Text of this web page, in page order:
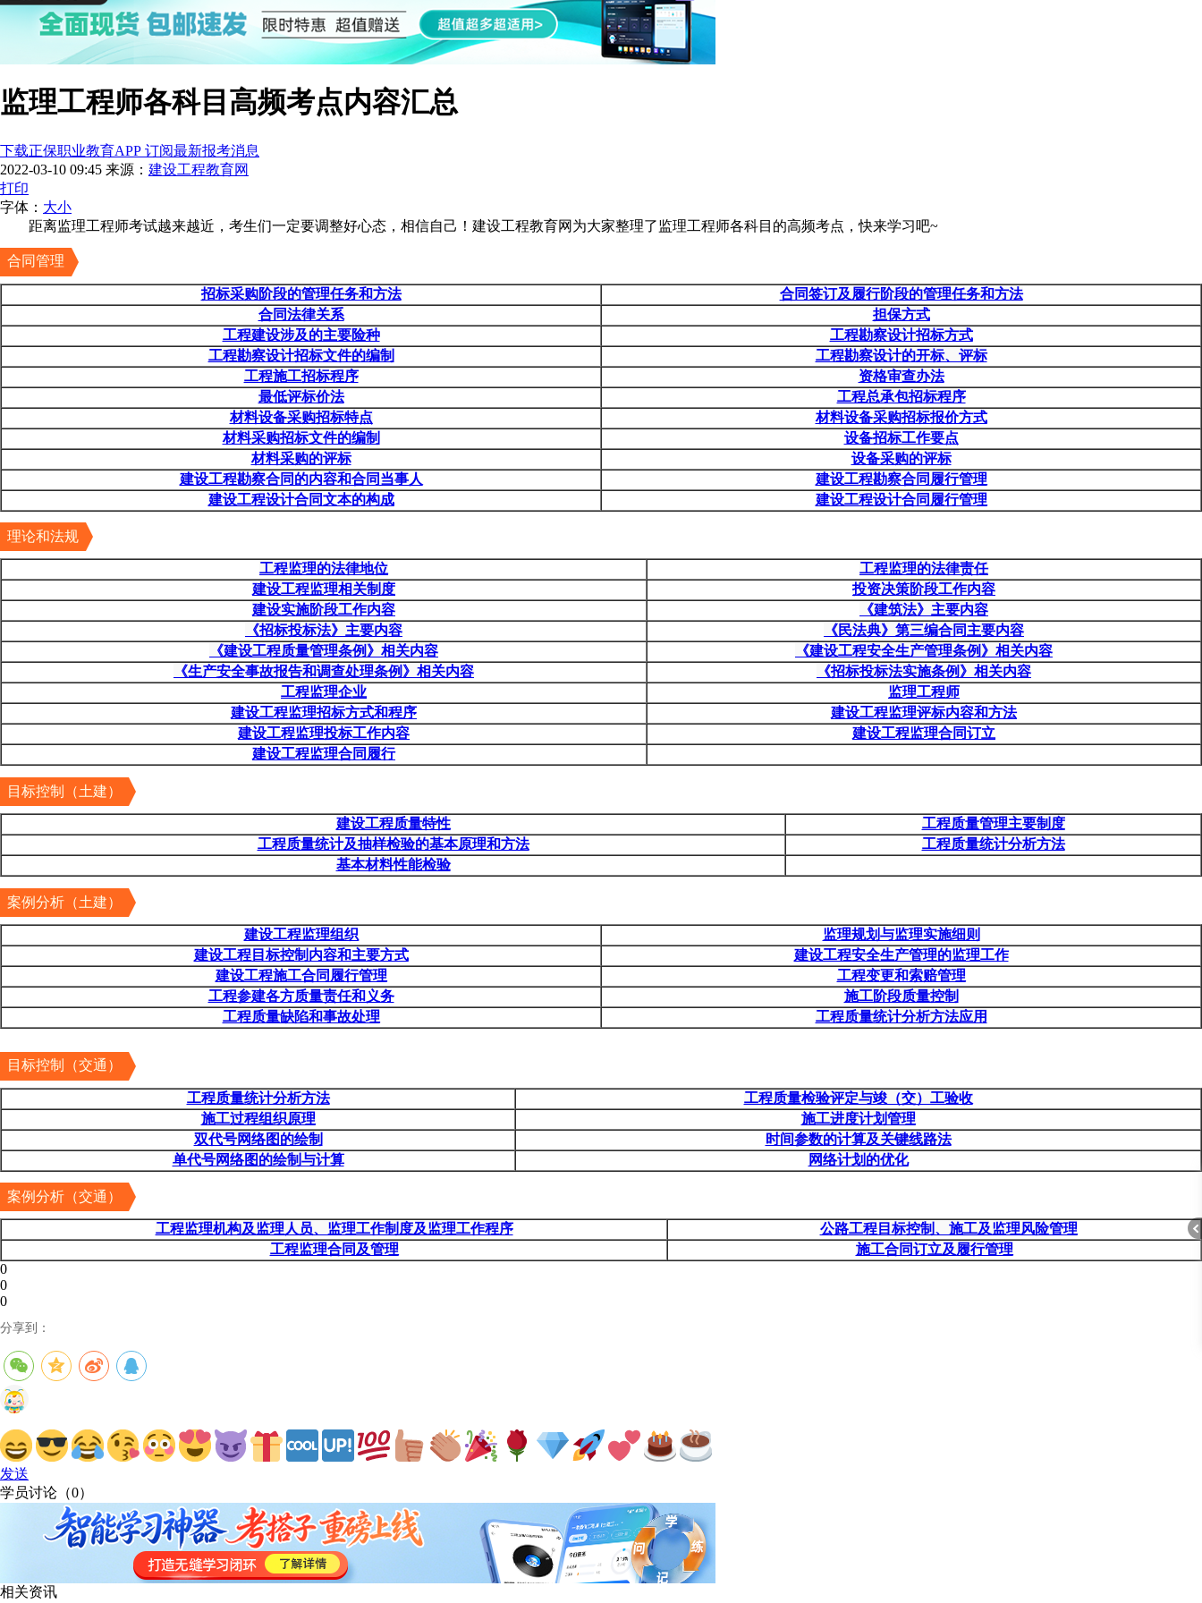
监理工程师各科目高频考点内容汇总
下载正保职业教育APP 订阅最新报考消息
2022-03-10 09:45 来源： 建设工程教育网
打印
字体： 大小
距离监理工程师考试越来越近，考生们一定要调整好心态，相信自己！建设工程教育网为大家整理了监理工程师各科目的高频考点，快来学习吧~
合同管理
招标采购阶段的管理任务和方法
合同签订及履行阶段的管理任务和方法
合同法律关系
担保方式
工程建设涉及的主要险种
工程勘察设计招标方式
工程勘察设计招标文件的编制
工程勘察设计的开标、评标
工程施工招标程序
资格审查办法
最低评标价法
工程总承包招标程序
材料设备采购招标特点
材料设备采购招标报价方式
材料采购招标文件的编制
设备招标工作要点
材料采购的评标
设备采购的评标
建设工程勘察合同的内容和合同当事人
建设工程勘察合同履行管理
建设工程设计合同文本的构成
建设工程设计合同履行管理
理论和法规
工程监理的法律地位
工程监理的法律责任
建设工程监理相关制度
投资决策阶段工作内容
建设实施阶段工作内容
《建筑法》主要内容
《招标投标法》主要内容
《民法典》第三编合同主要内容
《建设工程质量管理条例》相关内容
《建设工程安全生产管理条例》相关内容
《生产安全事故报告和调查处理条例》相关内容
《招标投标法实施条例》相关内容
工程监理企业
监理工程师
建设工程监理招标方式和程序
建设工程监理评标内容和方法
建设工程监理投标工作内容
建设工程监理合同订立
建设工程监理合同履行
目标控制（土建）
建设工程质量特性
工程质量管理主要制度
工程质量统计及抽样检验的基本原理和方法
工程质量统计分析方法
基本材料性能检验
案例分析（土建）
案例分析（土建） 建设工程监理组织
监理规划与监理实施细则
建设工程目标控制内容和主要方式
建设工程安全生产管理的监理工作
建设工程施工合同履行管理
工程变更和索赔管理
工程参建各方质量责任和义务
施工阶段质量控制
工程质量缺陷和事故处理
工程质量统计分析方法应用
目标控制（交通）
工程质量统计分析方法
工程质量检验评定与竣（交）工验收
施工过程组织原理
施工进度计划管理
双代号网络图的绘制
时间参数的计算及关键线路法
单代号网络图的绘制与计算
网络计划的优化
案例分析（交通）
工程监理机构及监理人员、监理工作制度及监理工作程序
公路工程目标控制、施工及监理风险管理
工程监理合同及管理
施工合同订立及履行管理
0
0
0
分享到：
发送
学员讨论（0）
相关资讯